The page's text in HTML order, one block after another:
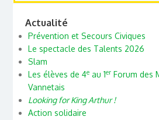
Actualité
Prévention et Secours Civiques
Le spectacle des Talents 2026
Slam
Les élèves de 4eau 1erForum des
Vannetais
Looking for King Arthur !
Action solidaire